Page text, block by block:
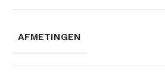
AFMETINGEN